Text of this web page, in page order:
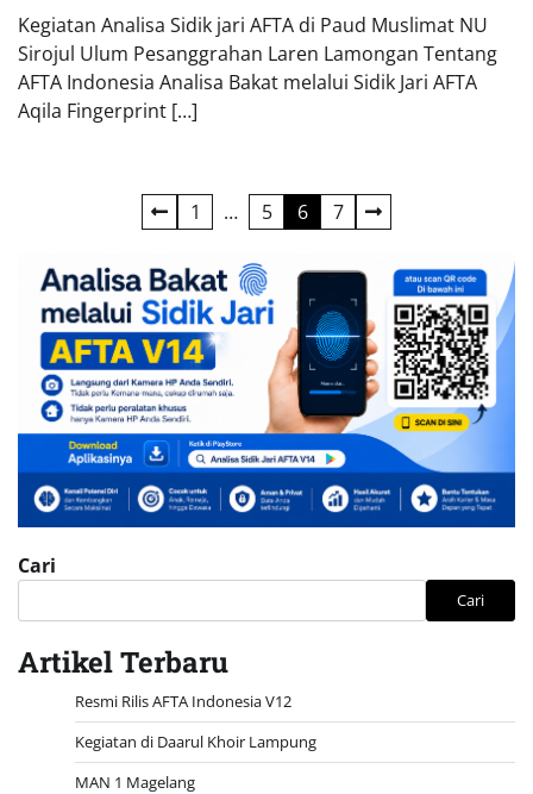
Kegiatan Analisa Sidik jari AFTA di Paud Muslimat NU
Sirojul Ulum Pesanggrahan Laren Lamongan Tentang
AFTA Indonesia Analisa Bakat melalui Sidik Jari AFTA
Aqila Fingerprint […]
1 … 5 6 7
Cari
Cari
Artikel Terbaru
Resmi Rilis AFTA Indonesia V12
Kegiatan di Daarul Khoir Lampung
MAN 1 Magelang